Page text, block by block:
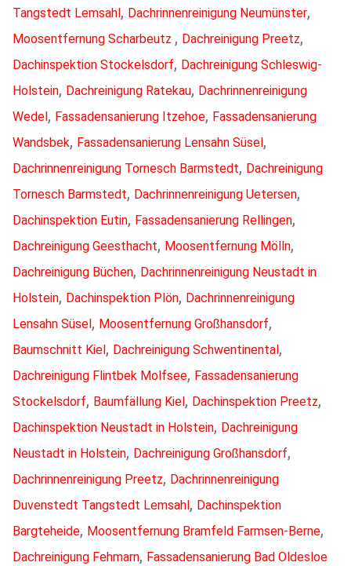
Tangstedt Lemsahl, Dachrinnenreinigung Neumünster,
Moosentfernung Scharbeutz , Dachreinigung Preetz,
Dachinspektion Stockelsdorf, Dachreinigung Schleswig-
Holstein, Dachreinigung Ratekau, Dachrinnenreinigung
Wedel, Fassadensanierung Itzehoe, Fassadensanierung
Wandsbek, Fassadensanierung Lensahn Süsel,
Dachrinnenreinigung Tornesch Barmstedt, Dachreinigung
Tornesch Barmstedt, Dachrinnenreinigung Uetersen,
Dachinspektion Eutin, Fassadensanierung Rellingen,
Dachreinigung Geesthacht, Moosentfernung Mölln,
Dachreinigung Büchen, Dachrinnenreinigung Neustadt in
Holstein, Dachinspektion Plön, Dachrinnenreinigung
Lensahn Süsel, Moosentfernung Großhansdorf,
Baumschnitt Kiel, Dachreinigung Schwentinental,
Dachreinigung Flintbek Molfsee, Fassadensanierung
Stockelsdorf, Baumfällung Kiel, Dachinspektion Preetz,
Dachinspektion Neustadt in Holstein, Dachreinigung
Neustadt in Holstein, Dachreinigung Großhansdorf,
Dachrinnenreinigung Preetz, Dachrinnenreinigung
Duvenstedt Tangstedt Lemsahl, Dachinspektion
Bargteheide, Moosentfernung Bramfeld Farmsen-Berne,
Dachreinigung Fehmarn, Fassadensanierung Bad Oldesloe